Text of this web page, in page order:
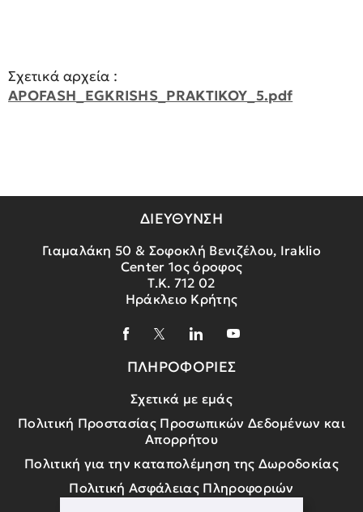
Σχετικά αρχεία :
APOFASH_EGKRISHS_PRAKTIKOY_5.pdf
ΔΙΕΥΘΥΝΣΗ
Γιαμαλάκη 50 & Σοφοκλή Βενιζέλου, Iraklio
Center 1ος όροφος
Τ.Κ. 712 02
Ηράκλειο Κρήτης
ΠΛΗΡΟΦΟΡΙΕΣ
Σχετικά με εμάς
Πολιτική Προστασίας Προσωπικών Δεδομένων και
Απορρήτου
Πολιτική για την καταπολέμηση της Δωροδοκίας
Πολιτική Ασφάλειας Πληροφοριών